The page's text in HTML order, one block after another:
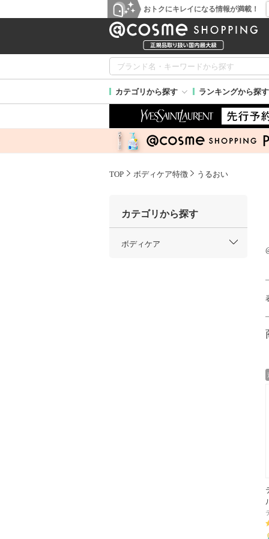
おトクにキレイになる情報が満載！
カテゴリから探す ランキングから探す
TOP ボディケア特徴 うるおい
カテゴリから探す
ボディケア